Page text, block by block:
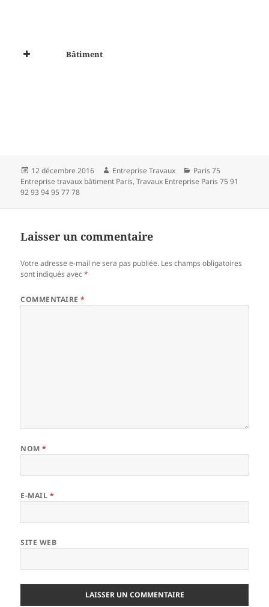
Bâtiment
Publié
le
12 décembre 2016 Auteur
Entreprise Travaux Catégories
Paris 75
Entreprise travaux bâtiment Paris,Travaux Entreprise Paris 75 91
92 93 94 95 77 78
Laisser un commentaire
Votre adresse e-mail ne sera pas publiée. Les champs obligatoires
sont indiqués avec*
COMMENTAIRE*
NOM*
E-MAIL *
SITE WEB